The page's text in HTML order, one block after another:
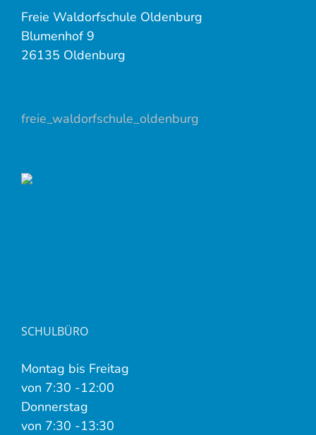
Freie Waldorfschule Oldenburg
Blumenhof 9
26135 Oldenburg
freie_waldorfschule_oldenburg
SCHULBÜRO
Montag bis Freitag
von 7:30 -12:00
Donnerstag
von 7:30 -13:30